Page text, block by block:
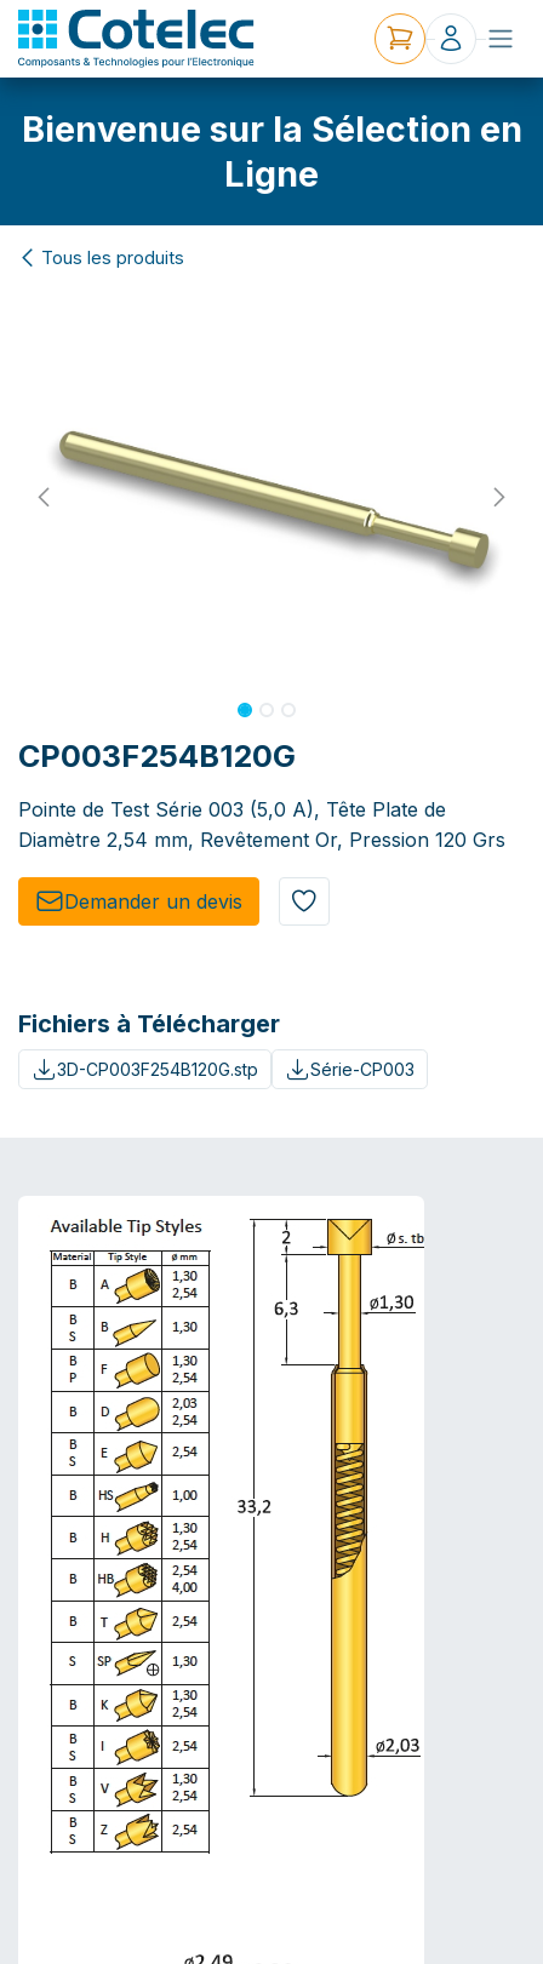
Bienvenue sur la Sélection en
Ligne
Tous les produits
CP003F254B120G
Pointe de Test Série 003 (5,0 A), Tête Plate de
Diamètre 2,54 mm, Revêtement Or, Pression 120 Grs
Demander un de​​vis​​
Fichiers à Télécharger
3D-CP003F254B120G.stp Série-CP003